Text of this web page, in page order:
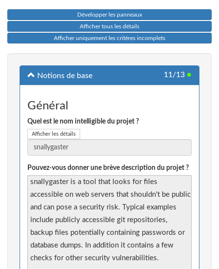
Développer les panneaux
Afficher tous les détails
Afficher uniquement les critères incomplets
Notions de base 11/13 ●
Général
Quel est le nom intelligible du projet ?
Afficher les détails
Pouvez-vous donner une brève description du projet ?
snallygaster is a tool that looks for files
accessible on web servers that shouldn't be public
and can pose a security risk. Typical examples
include publicly accessible git repositories,
backup files potentially containing passwords or
database dumps. In addition it contains a few
checks for other security vulnerabilities.